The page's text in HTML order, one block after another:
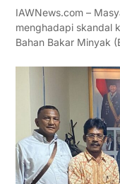
IAWNews.com –
menghadapi skandal
Bahan Bakar Minyak